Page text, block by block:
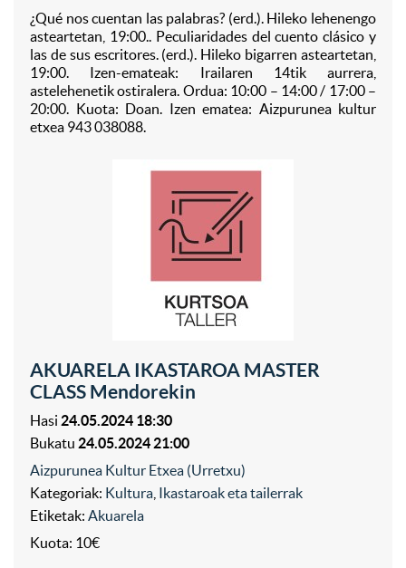
¿Qué nos cuentan las palabras? (erd.). Hileko lehenengo
asteartetan, 19:00.. Peculiaridades del cuento clásico y
las de sus escritores. (erd.). Hileko bigarren asteartetan,
19:00. Izen-emateak: Irailaren 14tik aurrera,
astelehenetik ostiralera. Ordua: 10:00 – 14:00 / 17:00 –
20:00. Kuota: Doan. Izen ematea: Aizpurunea kultur
etxea 943 038088.
AKUARELA IKASTAROA MASTER
CLASS Mendorekin
Hasi 24.05.2024 18:30
Bukatu 24.05.2024 21:00
Aizpurunea Kultur Etxea (Urretxu)
Kategoriak: Kultura Ikastaroak eta tailerrak
Etiketak: Akuarela
Kuota: 10€